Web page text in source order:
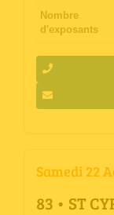
Nombre
d'exposants
Samedi 22
­83 • ST